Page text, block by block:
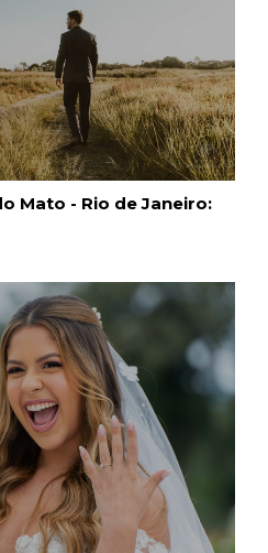
Mato - Rio de Janeiro: